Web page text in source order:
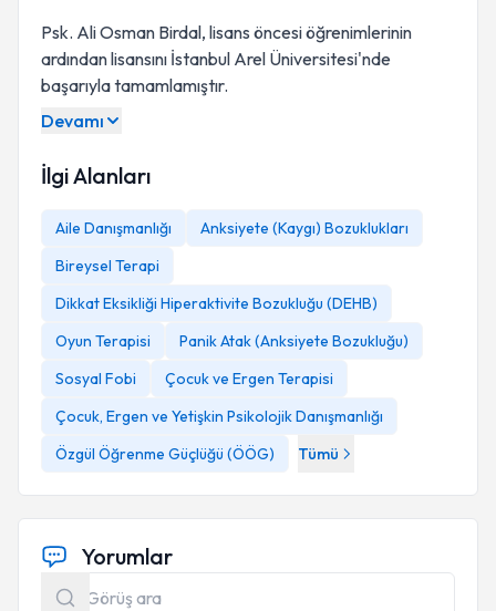
Psk. Ali Osman Birdal, lisans öncesi öğrenimlerinin
ardından lisansını İstanbul Arel Üniversitesi'nde
başarıyla tamamlamıştır.
Devamı
İlgi Alanları
Aile Danışmanlığı
Anksiyete (Kaygı) Bozuklukları
Bireysel Terapi
Dikkat Eksikliği Hiperaktivite Bozukluğu (DEHB)
Oyun Terapisi
Panik Atak (Anksiyete Bozukluğu)
Sosyal Fobi
Çocuk ve Ergen Terapisi
Çocuk, Ergen ve Yetişkin Psikolojik Danışmanlığı
Özgül Öğrenme Güçlüğü (ÖÖG)
Tümü
Yorumlar